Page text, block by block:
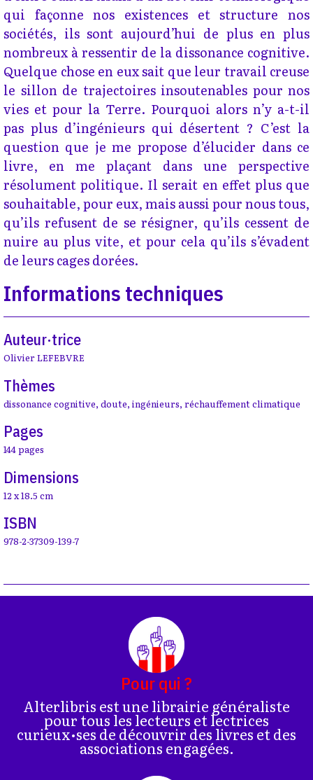
qui façonne nos existences et structure nos
sociétés, ils sont aujourd’hui de plus en plus
nombreux à ressentir de la dissonance cognitive.
Quelque chose en eux sait que leur travail creuse
le sillon de trajectoires insoutenables pour nos
vies et pour la Terre. Pourquoi alors n’y a-t-il
pas plus d’ingénieurs qui désertent ? C’est la
question que je me propose d’élucider dans ce
livre, en me plaçant dans une perspective
résolument politique. Il serait en effet plus que
souhaitable, pour eux, mais aussi pour nous tous,
qu’ils refusent de se résigner, qu’ils cessent de
nuire au plus vite, et pour cela qu’ils s’évadent
de leurs cages dorées.
Informations techniques
Auteur·trice
Olivier LEFEBVRE
Thèmes
dissonance cognitive, doute, ingénieurs, réchauffement climatique
Pages
144 pages
Dimensions
12 x 18.5 cm
ISBN
978-2-37309-139-7
Pour qui ?
Alterlibris est une librairie généraliste
pour tous les lecteurs et lectrices
curieux•ses de découvrir des livres et des
associations engagées.